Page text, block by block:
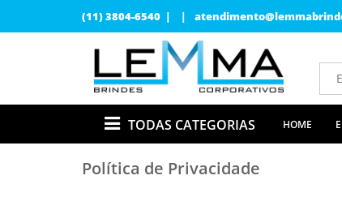
(11) 3804-6540 | |
TODAS CATEGORIAS HOME
Política de Privacidade